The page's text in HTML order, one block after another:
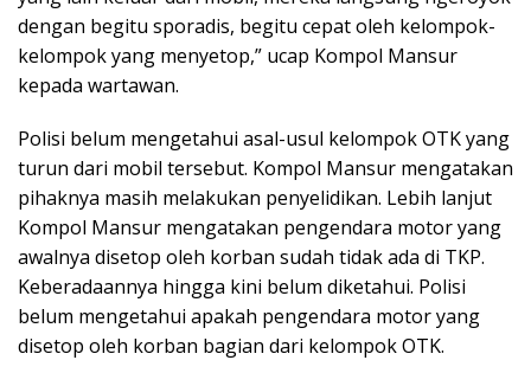
dengan begitu sporadis, begitu cepat oleh kelompok-
kelompok yang menyetop,” ucap Kompol Mansur
kepada wartawan.
Polisi belum mengetahui asal-usul kelompok OTK yang
turun dari mobil tersebut. Kompol Mansur mengatakan
pihaknya masih melakukan penyelidikan. Lebih lanjut
Kompol Mansur mengatakan pengendara motor yang
awalnya disetop oleh korban sudah tidak ada di TKP.
Keberadaannya hingga kini belum diketahui. Polisi
belum mengetahui apakah pengendara motor yang
disetop oleh korban bagian dari kelompok OTK.